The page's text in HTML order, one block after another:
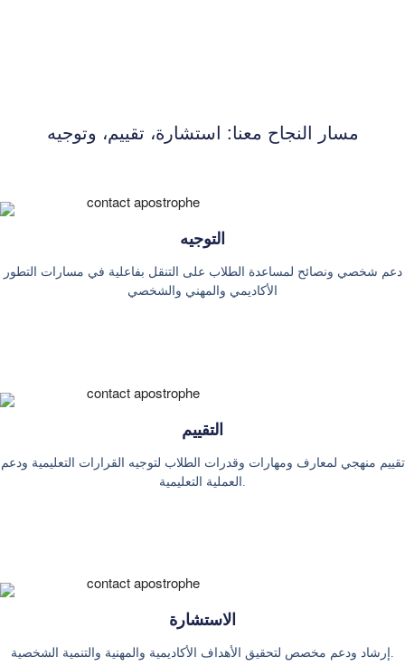
مسار النجاح معنا: استشارة، تقييم، وتوجيه
التوجيه
دعم شخصي ونصائح لمساعدة الطلاب على التنقل بفاعلية في مسارات التطور
الأكاديمي والمهني والشخصي
التقييم
تقييم منهجي لمعارف ومهارات وقدرات الطلاب لتوجيه القرارات التعليمية ودعم
الاستشارة
إرشاد ودعم مخصص لتحقيق الأهداف الأكاديمية والمهنية والتنمية الشخصية.